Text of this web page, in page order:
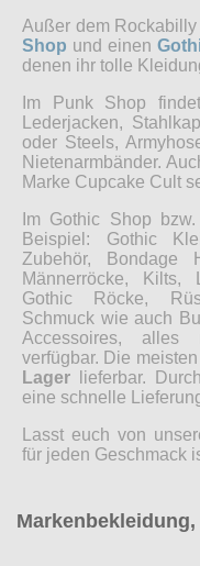
Außer dem
Shop und einen
denen ihr tolle
Im Punk Shop
Lederjacken,
oder Steels,
Nietenarmbänder.
Marke Cupcake Cult
Im Gothic Shop
Beispiel: Gothic
Zubehör, Bondage
Männerröcke, Kilts,
Gothic Röcke,
Schmuck wie auch
Accessoires, alles
verfügbar. Die
Lager lieferbar.
eine schnelle
Lasst euch von
für jeden Geschmack